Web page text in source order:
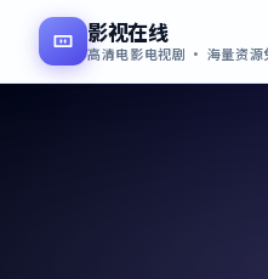
影视在线
高清电影电视剧 · 海量资源